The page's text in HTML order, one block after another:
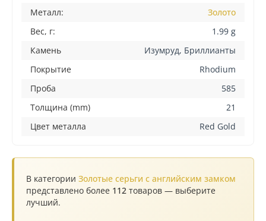
Металл:
Золото
Вес, г:
1.99 g
Камень
Изумруд, Бриллианты
Покрытие
Rhodium
Проба
585
Толщина (mm)
21
Цвет металла
Red Gold
В категории Золотые серьги с английским замком
представлено более 112 товаров — выберите
лучший.